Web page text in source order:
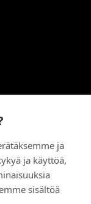
ja
ja käyttöä,
sisältöä